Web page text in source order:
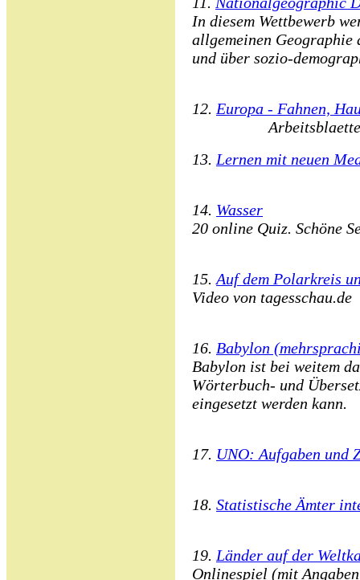
In diesem Wettbewerb
allgemeinen Geographie
und über sozio-
12. Europa - Fahnen,
13. Lernen mit neuen
14. Wasser
20 online Quiz. Schöne
15. Auf dem Polarkreis
Video von tagesschau.de
16. Babylon
Babylon ist bei weitem
Wörterbuch- und
eingesetzt werden kann.
17. UNO: Aufgaben und
18. Statistische Ämter
19. Länder auf der
Onlinespiel (mit